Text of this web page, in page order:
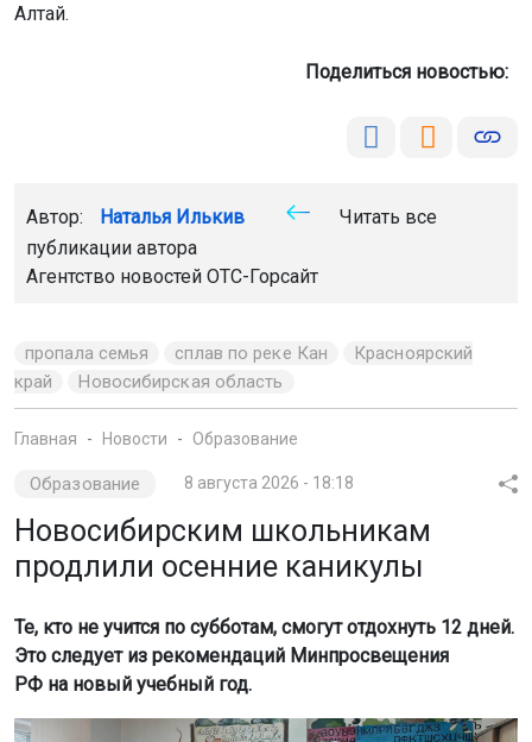
Алтай.
Поделиться новостью:
Автор: Наталья Илькив
Читать все
публикации автора
Агентство новостей ОТС-Горсайт
пропала семья сплав по реке Кан
Красноярский
край
Новосибирская область
Главная Новости Образование
Образование 8 августа 2026 - 18:18
Новосибирским школьникам
продлили осенние каникулы
Те, кто не учится по субботам, смогут отдохнуть 12 дней.
Это следует из рекомендаций Минпросвещения
РФ на новый учебный год.